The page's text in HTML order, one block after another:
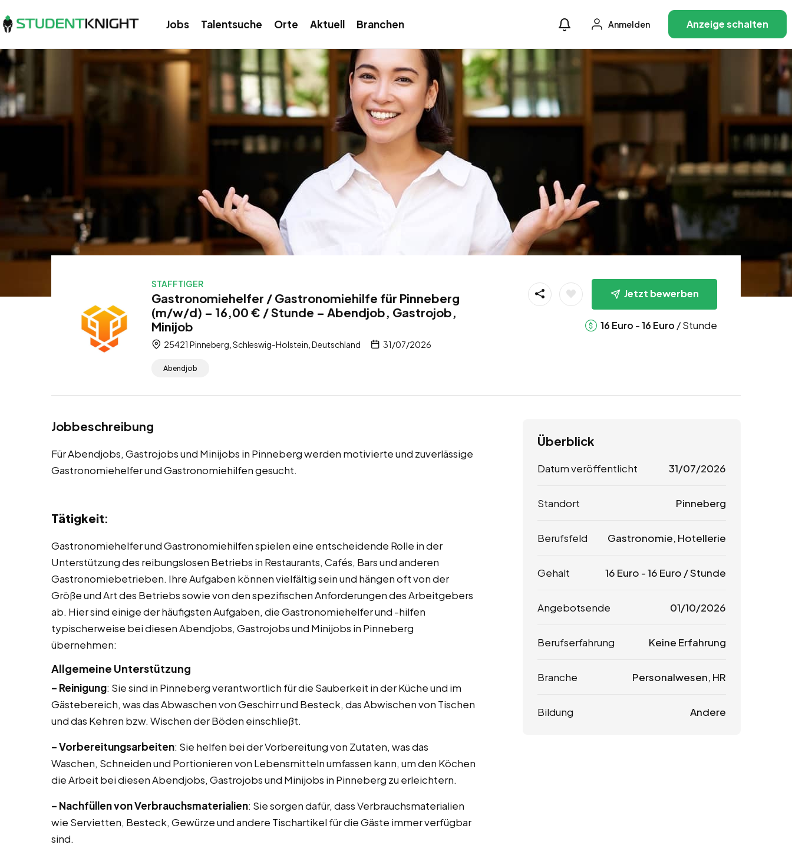
Jobs Talentsuche Orte Aktuell Branchen Anmelden Anzeige schalten
STAFFTIGER
Gastronomiehelfer / Gastronomiehilfe für Pinneberg
(m/w/d) – 16,00 € / Stunde – Abendjob, Gastrojob,
Minijob
25421 Pinneberg, Schleswig-Holstein, Deutschland 31/07/2026
Abendjob
Jetzt bewerben
16 Euro -16 Euro / Stunde
Jobbeschreibung
Für Abendjobs, Gastrojobs und Minijobs in Pinneberg werden motivierte und zuverlässige
Gastronomiehelfer und Gastronomiehilfen gesucht.
Tätigkeit:
Gastronomiehelfer und Gastronomiehilfen spielen eine entscheidende Rolle in der
Unterstützung des reibungslosen Betriebs in Restaurants, Cafés, Bars und anderen
Gastronomiebetrieben. Ihre Aufgaben können vielfältig sein und hängen oft von der
Größe und Art des Betriebs sowie von den spezifischen Anforderungen des Arbeitgebers
ab. Hier sind einige der häufigsten Aufgaben, die Gastronomiehelfer und -hilfen
typischerweise bei diesen Abendjobs, Gastrojobs und Minijobs in Pinneberg
übernehmen:
Allgemeine Unterstützung
– Reinigung: Sie sind in Pinneberg verantwortlich für die Sauberkeit in der Küche und im
Gästebereich, was das Abwaschen von Geschirr und Besteck, das Abwischen von Tischen
und das Kehren bzw. Wischen der Böden einschließt.
– Vorbereitungsarbeiten: Sie helfen bei der Vorbereitung von Zutaten, was das
Waschen, Schneiden und Portionieren von Lebensmitteln umfassen kann, um den Köchen
die Arbeit bei diesen Abendjobs, Gastrojobs und Minijobs in Pinneberg zu erleichtern.
– Nachfüllen von Verbrauchsmaterialien: Sie sorgen dafür, dass Verbrauchsmaterialien
wie Servietten, Besteck, Gewürze und andere Tischartikel für die Gäste immer verfügbar
sind.
Überblick
Datum veröffentlicht 31/07/2026
Standort Pinneberg
Berufsfeld Gastronomie, Hotellerie
Gehalt 16 Euro -16 Euro / Stunde
Angebotsende 01/10/2026
Berufserfahrung Keine Erfahrung
Branche Personalwesen, HR
Bildung Andere